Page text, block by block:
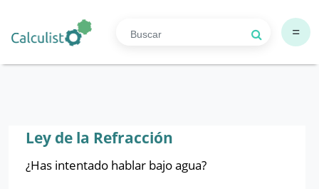
=
Ley de la Refracción
¿Has intentado hablar bajo agua?